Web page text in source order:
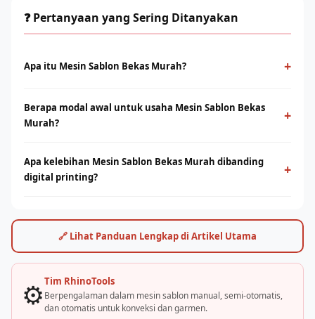
❓ Pertanyaan yang Sering Ditanyakan
Apa itu Mesin Sablon Bekas Murah? +
menggunakan screen dan tinta yang ditekan ke permukaan
kain. Cocok untuk produksi massal dengan desain solid dan
Berapa modal awal untuk usaha Mesin Sablon Bekas
Murah?
+
starter manual hingga mesin otomatis. Konsultasikan dengan
tim Rhino Indonesia untuk simulasi usaha sesuai budget Anda.
Apa kelebihan Mesin Sablon Bekas Murah dibanding
digital printing?
+
rendah. Digital printing (DTF/sublimasi) unggul untuk order
satuan, full-color, dan desain detail. Keduanya bisa saling
🔗 Lihat Panduan Lengkap di Artikel Utama
⚙️Tim RhinoTools
Berpengalaman dalam mesin sablon manual, semi-otomatis,
dan otomatis untuk konveksi dan garmen.